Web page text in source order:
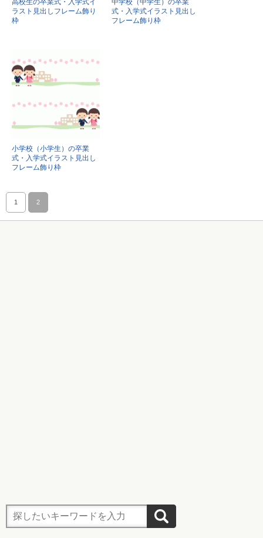
高校生の卒業式・入学式イ
ラスト見出しフレーム飾り
枠
中学校（中学生）の卒業
式・入学式イラスト見出し
フレーム飾り枠
小学校（小学生）の卒業
式・入学式イラスト見出し
フレーム飾り枠
1 2